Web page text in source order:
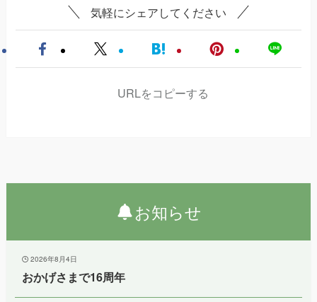
気軽にシェアしてください
URLをコピーする
お知らせ
2026年8月4日
おかげさまで16周年